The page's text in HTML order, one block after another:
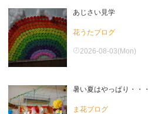
あじさい見学
花うたブログ
2026-08-03(Mon)
暑い夏はやっぱり・・・
ま花ブログ